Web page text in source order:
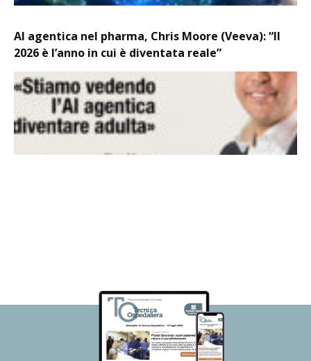
AI agentica nel pharma, Chris Moore (Veeva): “Il
2026 è l’anno in cui è diventata reale”